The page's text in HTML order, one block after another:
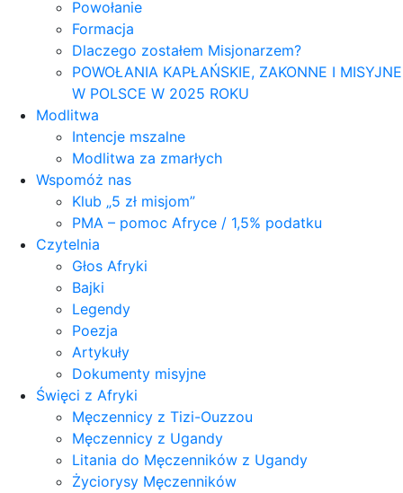
Powołanie
Formacja
Dlaczego zostałem Misjonarzem?
POWOŁANIA KAPŁAŃSKIE, ZAKONNE I MISYJNE
W POLSCE W 2025 ROKU
Modlitwa
Intencje mszalne
Modlitwa za zmarłych
Wspomóż nas
Klub „5 zł misjom”
PMA – pomoc Afryce / 1,5% podatku
Czytelnia
Głos Afryki
Bajki
Legendy
Poezja
Artykuły
Dokumenty misyjne
Święci z Afryki
Męczennicy z Tizi-Ouzzou
Męczennicy z Ugandy
Litania do Męczenników z Ugandy
Życiorysy Męczenników